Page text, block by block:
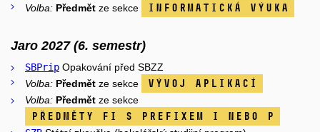
Volba: Předmět ze sekce Informatická výuka
Jaro 2027 (6. semestr)
SBPrip Opakování před SBZZ
Volba: Předmět ze sekce Vývoj aplikací
Volba: Předmět ze sekce
předměty FI s prefixem I nebo P